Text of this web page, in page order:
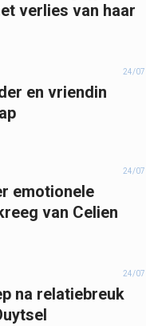
verlies van haar
24/07
en vriendin
24/07
emotionele
van Celien
24/07
na relatiebreuk